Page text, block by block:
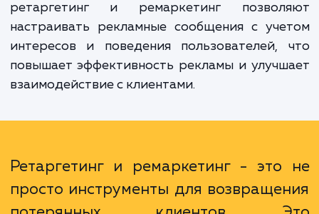
использовать ресурсы,
привлечение трафика. Ведь
посетитель, который покинул ваш сайт,
проявил интерес к вашему
дешевле, чем привлечение нового. Более
настраивать рекламные сообщения с
интересов и поведения пользователей,
повышает эффективность рекламы и